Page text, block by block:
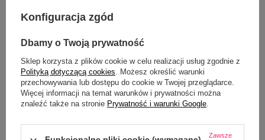
OPINIE (0)
Konfiguracja zgód
Dbamy o Twoją prywatność
Sklep korzysta z plików cookie w celu realizacji usług zgodnie z
Polityką dotyczącą cookies. Możesz określić warunki
przechowywania lub dostępu do cookie w Twojej przeglądarce.
Więcej informacji na temat warunków i prywatności można
znaleźć także na stronie Prywatność i warunki Google.
Zawsze